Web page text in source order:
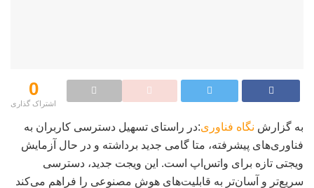
0
اشتراک گذاری‌
به گزارش نگاه فناوری:در راستای تسهیل دسترسی کاربران به
فناوری‌های پیشرفته، متا گامی جدید برداشته و در حال آزمایش
ویجتی تازه برای واتس‌اپ است. این ویجت جدید، دسترسی
سریع‌تر و آسان‌تر به قابلیت‌های هوش مصنوعی را فراهم می‌کند